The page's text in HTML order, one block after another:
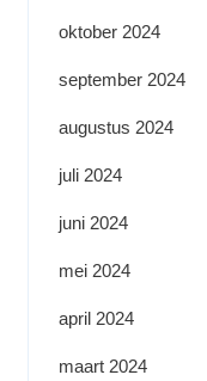
oktober 2024
september 2024
augustus 2024
juli 2024
juni 2024
mei 2024
april 2024
maart 2024